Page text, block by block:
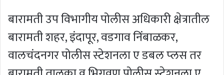
बारामती उप विभागीय पोलीस अधिकारी क्षेत्रातील
बारामती शहर, इंदापूर, वडगाव निंबाळकर,
वालचंदनगर पोलीस स्‍टेशनला ए डबल प्‍लस तर